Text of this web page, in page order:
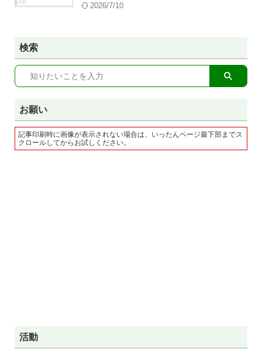
2026/7/10
検索
お願い
記事印刷時に画像が表示されない場合は、いったんページ最下部までス
クロールしてからお試しください。
活動